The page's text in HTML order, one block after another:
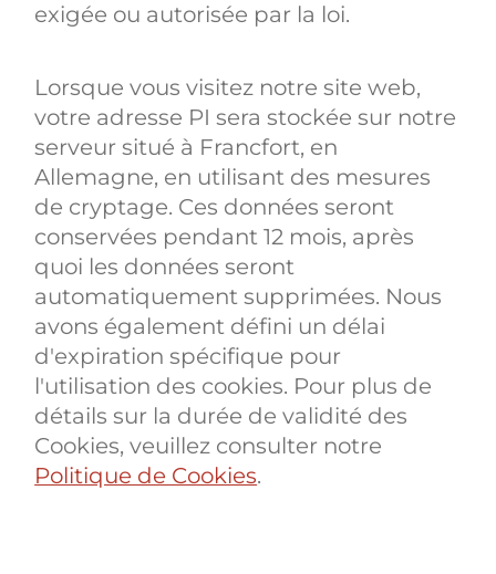
exigée ou autorisée par la loi.
Lorsque vous visitez notre site web,
votre adresse PI sera stockée sur notre
serveur situé à Francfort, en
Allemagne, en utilisant des mesures
de cryptage. Ces données seront
conservées pendant 12 mois, après
quoi les données seront
automatiquement supprimées. Nous
avons également défini un délai
d'expiration spécifique pour
l'utilisation des cookies. Pour plus de
détails sur la durée de validité des
Cookies, veuillez consulter notre
Politique de Cookies.